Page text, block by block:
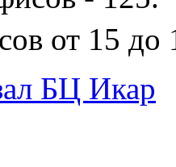
от 15 до
БЦ Икар